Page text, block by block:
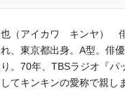
也（アイカワ キンヤ）
、東京都出身。A型。俳
。70年、TBSラジオ『パ
してキンキンの愛称で親し